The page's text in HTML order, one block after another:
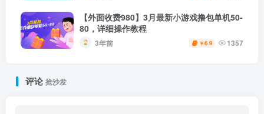
【外面收费980】3月最新小游戏撸包单机50-
80，详细操作教程
3年前 ￥6.9 1357
评论抢沙发